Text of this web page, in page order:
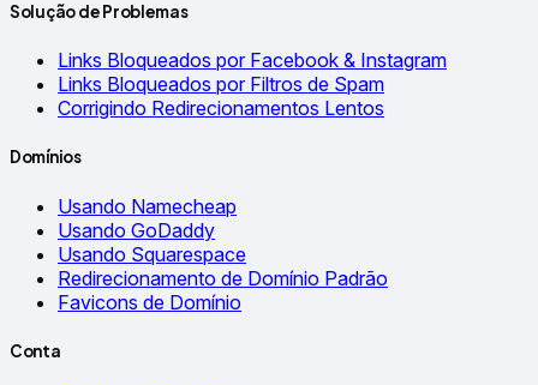
Solução de Problemas
Links Bloqueados por Facebook & Instagram
Links Bloqueados por Filtros de Spam
Corrigindo Redirecionamentos Lentos
Domínios
Usando Namecheap
Usando GoDaddy
Usando Squarespace
Redirecionamento de Domínio Padrão
Favicons de Domínio
Conta